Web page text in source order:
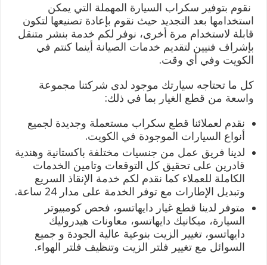
نقوم بتوفير سكراب السيارة المهملة التي يمكن
استخدامها بعد التجديد حيث نقوم بإعادة تصنيعها لتكون
قابلة لاستخدام مرة أخرى، نوفر لكم خدمة بنشر متنقل
بإشراف فنيين لتقديم خدمات الصيانة أينما كنتم في
الكويت وفي أي وقت.
كل ما تحتاجه سيارتك موجود لدى شركتنا مجموعة
واسعة من قطع الغيار بما في ذلك:
نقدم لعملائنا قطع سكراب مستعملة وجديدة لجميع
أنواع السيارات الموجودة في الكويت.
لدينا فريق عمل من جنسيات مختلفة باكستانية وهندية
قادرين على تحقيق كل التوقعات وتامين الخدمات
الكاملة للعملاء كما نقدم لكم خدمة الإنقاذ السريع
وتبديل الإطارات مع توفر الخدمة على مدار 24 ساعة.
متوفر لدينا قطع غيار دايهاتسو، فحص كومبيوتر
السيارة، ميكانيك دايهاتسو، معاونات هيدروليك
دايهاتسو، تغيير الزيت بنوعية عالية الجودة و جميع
السوائل مع تغيير فلتر الزيت وتنظيف فلتر الهواء.